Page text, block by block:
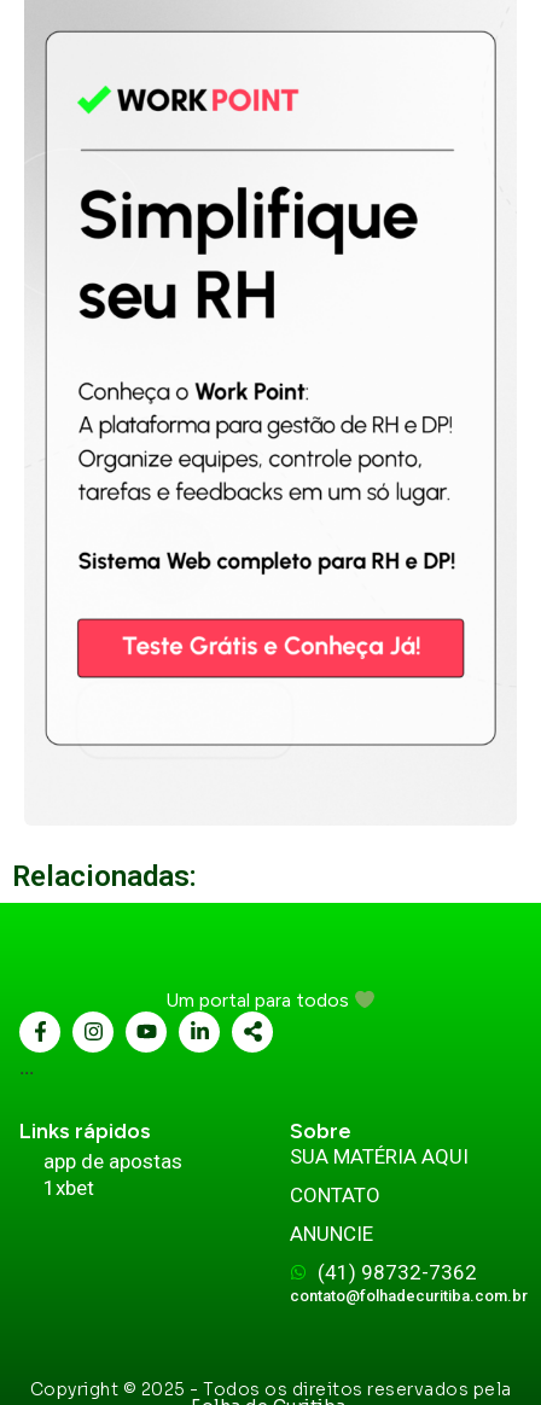
Relacionadas:
Um portal para todos
...
Links rápidos
app de apostas
1xbet
Sobre
SUA MATÉRIA AQUI
CONTATO
ANUNCIE
(41) 98732-7362
contato@folhadecuritiba.com.br
Copyright © 2025 - Todos os direitos reservados pela